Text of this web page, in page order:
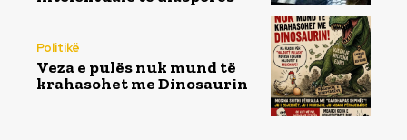
Politikë
Veza e pulës nuk mund të
krahasohet me Dinosaurin